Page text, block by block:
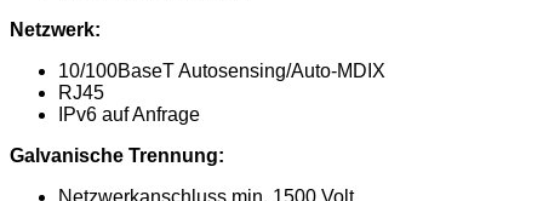
Netzwerk:
10/100BaseT Autosensing/Auto-MDIX
RJ45
IPv6 auf Anfrage
Galvanische Trennung:
Netzwerkanschluss min. 1500 Volt